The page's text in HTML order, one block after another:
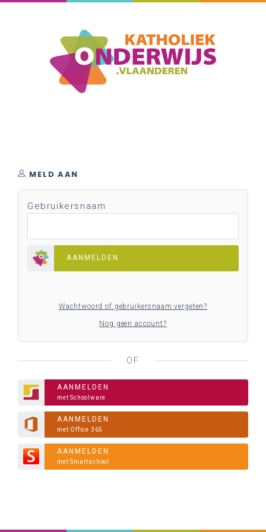
MELD AAN
Gebruikersnaam
AANMELDEN
Wachtwoord of gebruikersnaam vergeten?
Nog geen account?
OF
AANMELDEN
met Schoolware
AANMELDEN
met Office 365
AANMELDEN
met Smartschool